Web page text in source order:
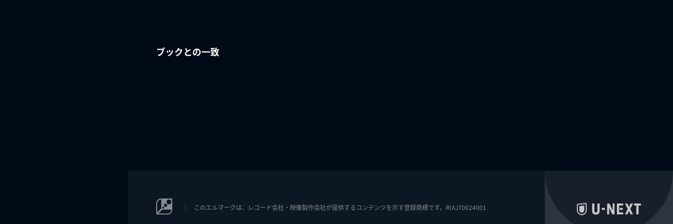
ブックとの一致
このエルマークは、レコード会社・映像製作会社が提供するコンテンツを示す登録商標です。RIAJ70024001